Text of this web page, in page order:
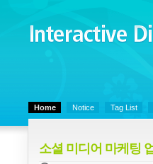
PR 2.0
Home Notice Tag List
소셜 미디어 마케팅